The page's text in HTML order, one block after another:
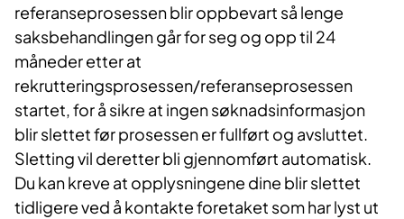
referanseprosessen blir oppbevart så lenge
saksbehandlingen går for seg og opp til 24
måneder etter at
rekrutteringsprosessen/referanseprosessen
startet, for å sikre at ingen søknadsinformasjon
blir slettet før prosessen er fullført og avsluttet.
Sletting vil deretter bli gjennomført automatisk.
Du kan kreve at opplysningene dine blir slettet
tidligere ved å kontakte foretaket som har lyst ut